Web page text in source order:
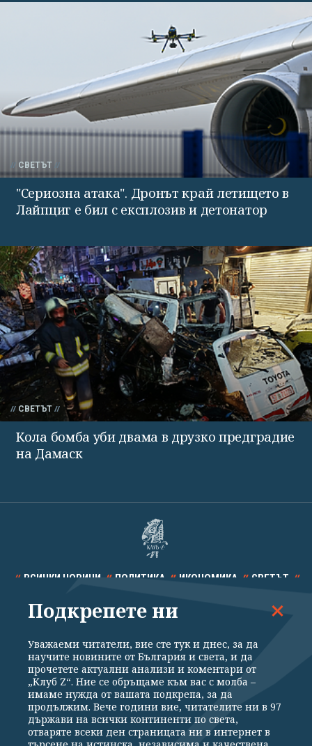
СВЕТЪТ
"Сериозна атака". Дронът край летището в
Лайпциг е бил с експлозив и детонатор
СВЕТЪТ
Кола бомба уби двама в друзко предградие
на Дамаск
ВСИЧКИ НОВИНИ ПОЛИТИКА ИКОНОМИКА СВЕТЪТ
СПОРТ КУЛТУРА ТЕХНОЛОГИИ КАЛЕЙДОСКОП
Общи условия
Политика за поверителност
Реклама
Партньори Контакти
За Клуб Z
Подкрепете ни
Уважаеми читатели, вие сте тук и днес, за да
научите новините от България и света, и да
прочетете актуални анализи и коментари от
„Клуб Z“. Ние се обръщаме към вас с молба –
имаме нужда от вашата подкрепа, за да
продължим. Вече години вие, читателите ни в 97
държави на всички континенти по света,
отваряте всеки ден страницата ни в интернет в